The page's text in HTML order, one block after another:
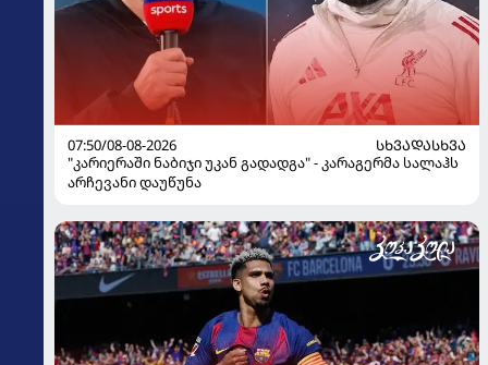
07:50/08-08-2026
ᲡᲮᲕᲐᲓᲐᲡᲮᲕᲐ
"კარიერაში ნაბიჯი უკან გადადგა" - კარაგერმა სალაჰს
არჩევანი დაუწუნა